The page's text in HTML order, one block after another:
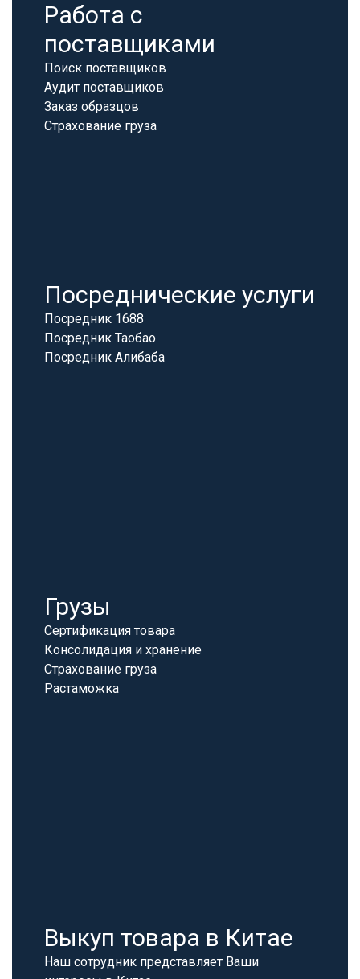
Работа с
поставщиками
Поиск поставщиков
Аудит поставщиков
Заказ образцов
Страхование груза
Посреднические услуги
Посредник 1688
Посредник Таобао
Посредник Алибаба
Грузы
Сертификация товара
Консолидация и хранение
Страхование груза
Растаможка
Выкуп товара в Китае
Наш сотрудник представляет Ваши